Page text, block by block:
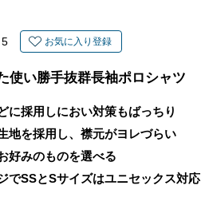
5 お気に入り登録
使い勝手抜群長袖ポロシャツ
に採用しにおい対策もばっちり
地を採用し、襟元がヨレづらい
好みのものを選べる
でSSとSサイズはユニセックス対応